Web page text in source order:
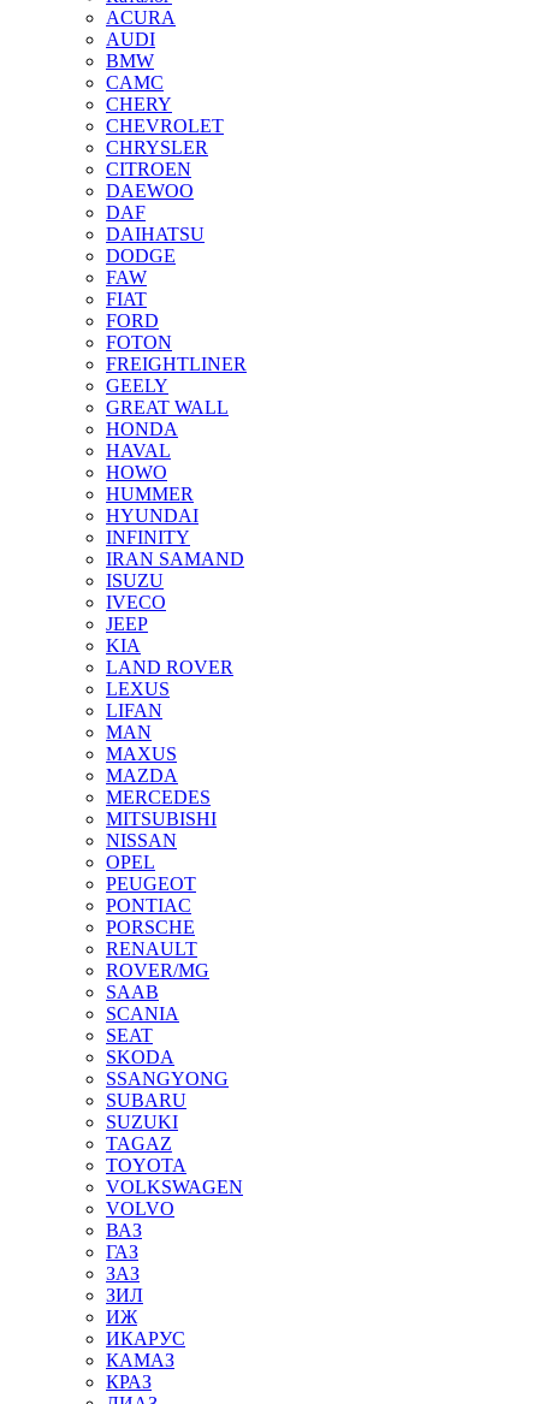
ACURA
AUDI
BMW
CAMC
CHERY
CHEVROLET
CHRYSLER
CITROEN
DAEWOO
DAF
DAIHATSU
DODGE
FAW
FIAT
FORD
FOTON
FREIGHTLINER
GEELY
GREAT WALL
HONDA
HAVAL
HOWO
HUMMER
HYUNDAI
INFINITY
IRAN SAMAND
ISUZU
IVECO
JEEP
KIA
LAND ROVER
LEXUS
LIFAN
MAN
MAXUS
MAZDA
MERCEDES
MITSUBISHI
NISSAN
OPEL
PEUGEOT
PONTIAC
PORSCHE
RENAULT
ROVER/MG
SAAB
SCANIA
SEAT
SKODA
SSANGYONG
SUBARU
SUZUKI
TAGAZ
TOYOTA
VOLKSWAGEN
VOLVO
ВАЗ
ГАЗ
ЗАЗ
ЗИЛ
ИЖ
ИКАРУС
КАМАЗ
КРАЗ